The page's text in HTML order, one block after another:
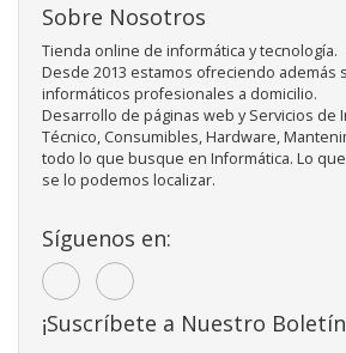
Sobre Nosotros
Tienda online de informática y tecnología.
Desde 2013 estamos ofreciendo además
informáticos profesionales a domicilio.
Desarrollo de páginas web y Servicios de
Técnico, Consumibles, Hardware,
todo lo que busque en Informática. Lo
se lo podemos localizar.
Síguenos en:
¡Suscríbete a Nuestro